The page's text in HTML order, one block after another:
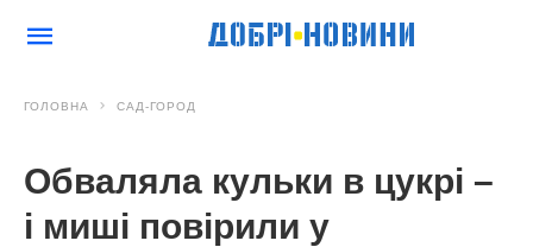
ГОЛОВНА САД-ГОРОД
Обваляла кульки в цукрі –
і миші повірили у